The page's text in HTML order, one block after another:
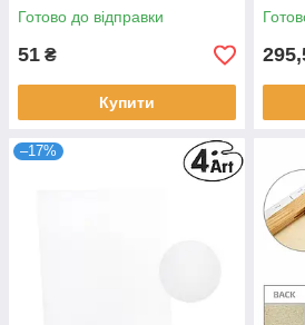
Готово до відправки
51 ₴
Купити
–17%